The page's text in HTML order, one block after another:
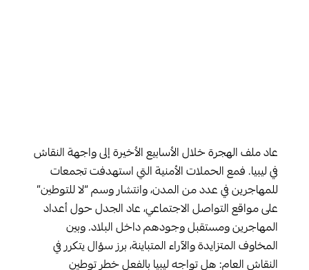
عاد ملف الهجرة خلال الأسابيع الأخيرة إلى واجهة النقاش
في ليبيا. فمع الحملات الأمنية التي استهدفت تجمعات
للمهاجرين في عدد من المدن، وانتشار وسم “لا للتوطين”
على مواقع التواصل الاجتماعي، عاد الجدل حول أعداد
المهاجرين ومستقبل وجودهم داخل البلاد. وبين
المخاوف المتزايدة والآراء المتباينة، برز سؤال يتكرر في
النقاش العام: هل تواجه ليبيا بالفعل خطر توطين